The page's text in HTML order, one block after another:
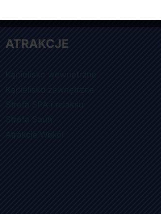
ATRAKCJE
Kąpielisko wewnętrzne
Kąpielisko zewnętrzne
Strefa SPA i relaksu
Strefa Saun
Atrakcje Wokół